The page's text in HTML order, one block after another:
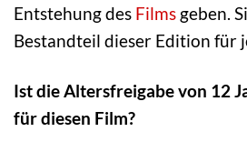
Entstehung des Films geben.
Bestandteil dieser Edition für
Ist die Altersfreigabe von 12
für diesen Film?